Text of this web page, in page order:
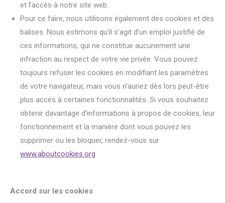
et l’accès à notre site web.
Pour ce faire, nous utilisons également des cookies et des
balises. Nous estimons qu’il s’agit d’un emploi justifié de
ces informations, qui ne constitue aucunement une
infraction au respect de votre vie privée. Vous pouvez
toujours refuser les cookies en modifiant les paramètres
de votre navigateur, mais vous n’auriez dès lors peut-être
plus accès à certaines fonctionnalités. Si vous souhaitez
obtenir davantage d’informations à propos de cookies, leur
fonctionnement et la manière dont vous pouvez les
supprimer ou les bloquer, rendez-vous sur
www.aboutcookies.org
Accord sur les cookies